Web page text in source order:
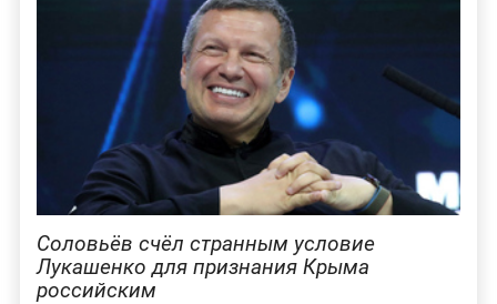
Соловьёв счёл странным условие
Лукашенко для признания Крыма
российским